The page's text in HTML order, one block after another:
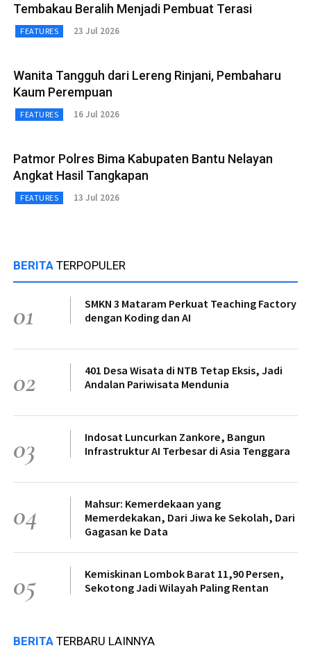
Tembakau Beralih Menjadi Pembuat Terasi
FEATURES 23 Jul 2026
Wanita Tangguh dari Lereng Rinjani, Pembaharu
Kaum Perempuan
FEATURES 16 Jul 2026
Patmor Polres Bima Kabupaten Bantu Nelayan
Angkat Hasil Tangkapan
FEATURES 13 Jul 2026
BERITA TERPOPULER
01
SMKN 3 Mataram Perkuat Teaching Factory
dengan Koding dan AI
02
401 Desa Wisata di NTB Tetap Eksis, Jadi
Andalan Pariwisata Mendunia
03
Indosat Luncurkan Zankore, Bangun
Infrastruktur AI Terbesar di Asia Tenggara
04
Mahsur: Kemerdekaan yang
Memerdekakan, Dari Jiwa ke Sekolah, Dari
Gagasan ke Data
05
Kemiskinan Lombok Barat 11,90 Persen,
Sekotong Jadi Wilayah Paling Rentan
BERITA TERBARU LAINNYA